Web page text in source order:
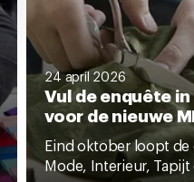
24 april 2026
Vul de enquête
voor de nieuwe
Eind oktober loopt de
Mode, Interieur, Tapijt